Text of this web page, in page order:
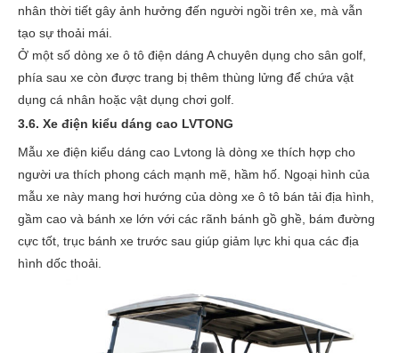
nhân thời tiết gây ảnh hưởng đến người ngồi trên xe, mà vẫn
tạo sự thoải mái.
Ở một số dòng xe ô tô điện dáng A chuyên dụng cho sân golf,
phía sau xe còn được trang bị thêm thùng lửng để chứa vật
dụng cá nhân hoặc vật dụng chơi golf.
3.6. Xe điện kiểu dáng cao LVTONG
Mẫu xe điện kiểu dáng cao Lvtong là dòng xe thích hợp cho
người ưa thích phong cách mạnh mẽ, hầm hố. Ngoại hình của
mẫu xe này mang hơi hướng của dòng xe ô tô bán tải địa hình,
gầm cao và bánh xe lớn với các rãnh bánh gồ ghề, bám đường
cực tốt, trục bánh xe trước sau giúp giảm lực khi qua các địa
hình dốc thoải.